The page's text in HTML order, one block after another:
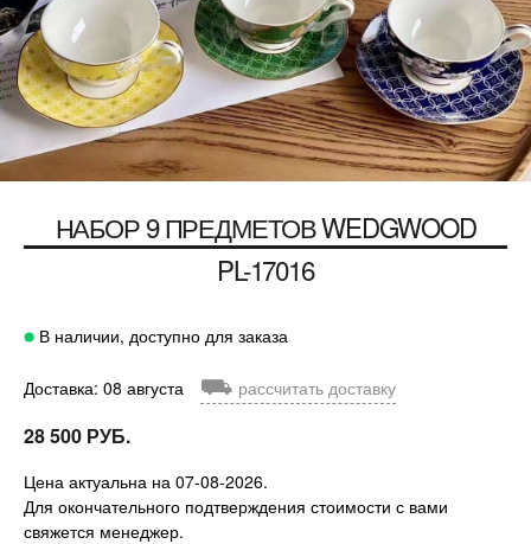
НАБОР 9 ПРЕДМЕТОВ WEDGWOOD
PL-17016
В наличии, доступно для заказа
Доставка: 08 августа ⛟ рассчитать доставку
28 500 РУБ.
Цена актуальна на 07-08-2026.
Для окончательного подтверждения стоимости с вами
свяжется менеджер.